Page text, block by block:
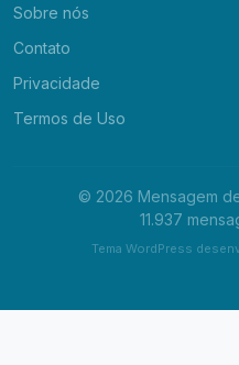
Sobre nós
Contato
Privacidade
Termos de Uso
© 2026 Mensagem
11.937
Tema WordPress